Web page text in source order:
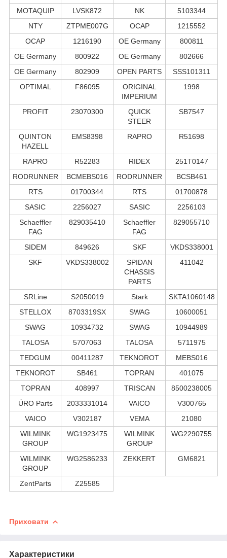
MOTAQUIP
LVSK872 NK
5103344
NTY
ZTPME007G OCAP
1215552
OCAP
1216190 OE Germany
800811
OE Germany
800922 OE Germany
802666
OE Germany
802909 OPEN PARTS
SSS101311
OPTIMAL
F86095
ORIGINAL
IMPERIUM
1998
PROFIT 23070300
QUICK
STEER
SB7547
QUINTON
HAZELL
EMS8398 RAPRO R51698
RAPRO R52283 RIDEX
251T0147
RODRUNNER
BCMEBS016 RODRUNNER
BCSB461
RTS
01700344 RTS
01700878
SASIC
2256027 SASIC
2256103
Schaeffler
FAG
829035410
Schaeffler
FAG
829055710
SIDEM 849626 SKF
VKDS338001
SKF
VKDS338002
SPIDAN
CHASSIS
PARTS
411042
SRLine S2050019 Stark
SKTA1060148
STELLOX
8703319SX SWAG
10600051
SWAG
10934732 SWAG
10944989
TALOSA
5707063 TALOSA
5711975
TEDGUM
00411287 TEKNOROT
MEBS016
TEKNOROT
SB461 TOPRAN
401075
TOPRAN
408997 TRISCAN
8500238005
ÜRO Parts
2033331014 VAICO
V300765
VAICO
V302187 VEMA
21080
WILMINK
GROUP
WG1923475
WILMINK
GROUP
WG2290755
WILMINK
GROUP
WG2586233 ZEKKERT GM6821
ZentParts Z25585
Приховати
Характеристики